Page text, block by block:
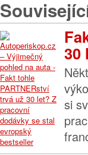
30
si